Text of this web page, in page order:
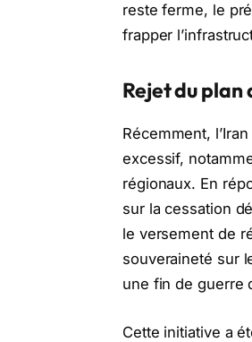
reste ferme, le
frapper
Rejet du
Récemment,
excessif,
régionaux. En
sur la cessation
le versement de
souveraineté sur
une fin de guerre
Cette initiative a